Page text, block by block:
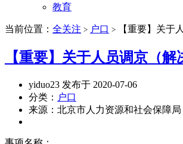
教育
当前位置： 全关注 > 户口 > 【重要】关于
【重要】关于人员调京（
yiduo23 发布于 2020-07-06
分类： 户口
来源：北京市人力资源和社会保障局